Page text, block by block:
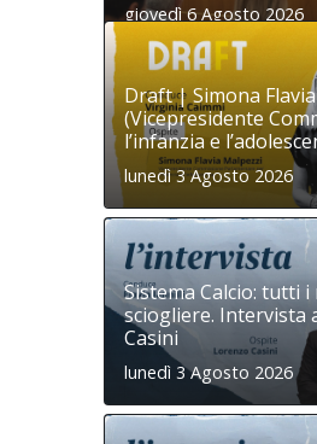
giovedì 6 Agosto 2026
Draft | Simona
(Vicepresidente
l’infanzia e
lunedì 3 Agosto 2026
Sistema Calcio: tutti i
sciogliere. Intervista
Casini
lunedì 3 Agosto 2026